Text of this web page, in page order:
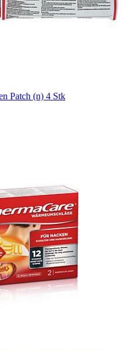
Patch (n) 4 Stk